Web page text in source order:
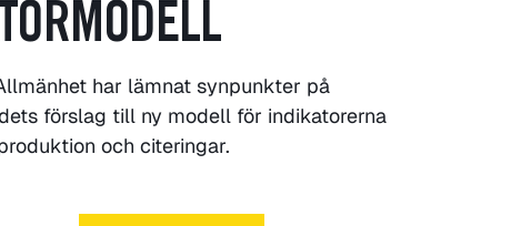
har lämnat synpunkter på
förslag till ny modell för indikatorerna
och citeringar.